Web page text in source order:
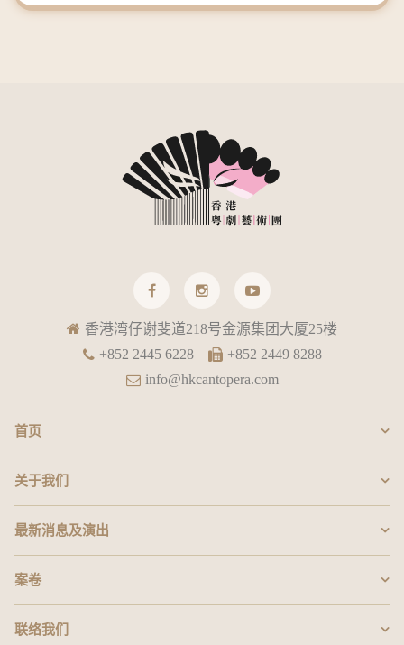
香港湾仔谢斐道218号金源集团大厦25楼
+852 2445 6228
+852 2449 8288
info@hkcantopera.com
首页
关于我们
最新消息及演出
案卷
联络我们